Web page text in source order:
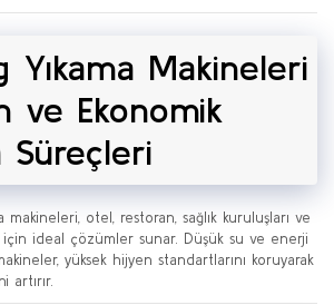
Yıkama Makineleri
ve Ekonomik
Süreçleri
makineleri, otel, restoran, sağlık kuruluşları ve
için ideal çözümler sunar. Düşük su ve enerji
yüksek hijyen standartlarını koruyarak
artırır.